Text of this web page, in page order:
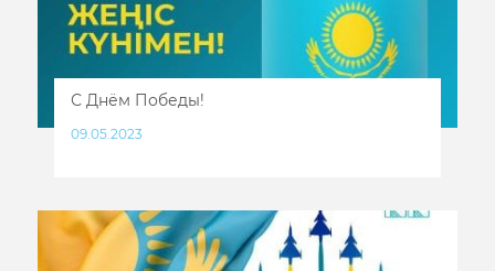
С Днём Победы!
09.05.2023